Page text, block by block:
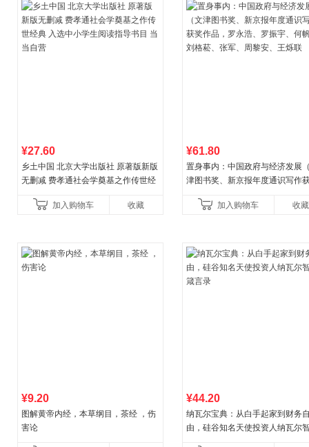
¥27.60
乡土中国 北京大学出版社 原著版新版
无删减 费孝通社会学奠基之作传世经
加入购物车 收藏
¥61.80
置身事内：中国政府与经济发展
津图书奖、新京报年度通识写作
菘、张军、周黎安、王烁联
加入购物车 收藏
¥9.20
图解黄帝内经，本草纲目，茶经 ，伤
害论
¥44.20
纳瓦尔宝典：从白手起家到财务
由，硅谷知名天使投资人纳瓦尔